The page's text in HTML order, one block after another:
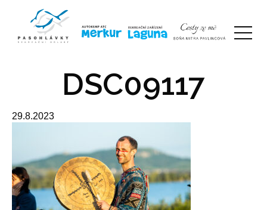
DSC09117
29.8.2023